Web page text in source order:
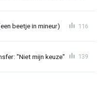
beetje in mineur) 116
"Niet mijn keuze" 139